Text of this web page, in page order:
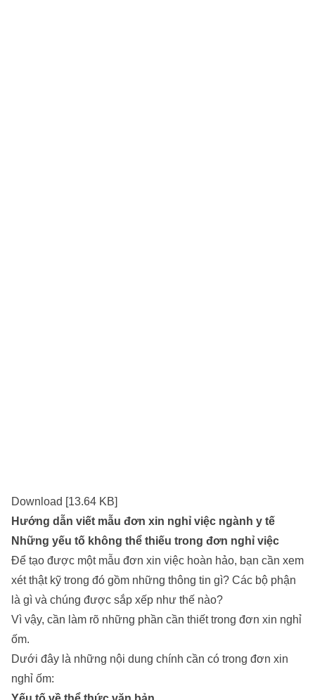
Download [13.64 KB]
Hướng dẫn viết mẫu đơn xin nghỉ việc ngành y tế
Những yếu tố không thể thiếu trong đơn nghỉ việc
Để tạo được một mẫu đơn xin việc hoàn hảo, bạn cần xem
xét thật kỹ trong đó gồm những thông tin gì? Các bộ phận
là gì và chúng được sắp xếp như thế nào?
Vì vậy, cần làm rõ những phần cần thiết trong đơn xin nghỉ
ốm.
Dưới đây là những nội dung chính cần có trong đơn xin
nghỉ ốm: